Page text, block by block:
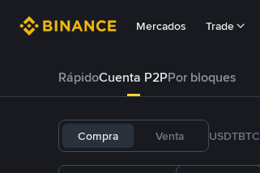
Mercados Trade
RápidoCuenta P2PPor bloques
Compra Venta USDTBTC